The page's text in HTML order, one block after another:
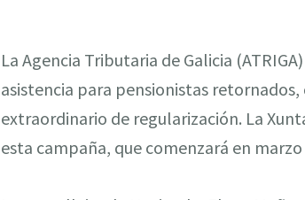
La Agencia Tributaria de Galicia
asistencia para pensionistas
extraordinario de regularización. La
esta campaña, que comenzará en